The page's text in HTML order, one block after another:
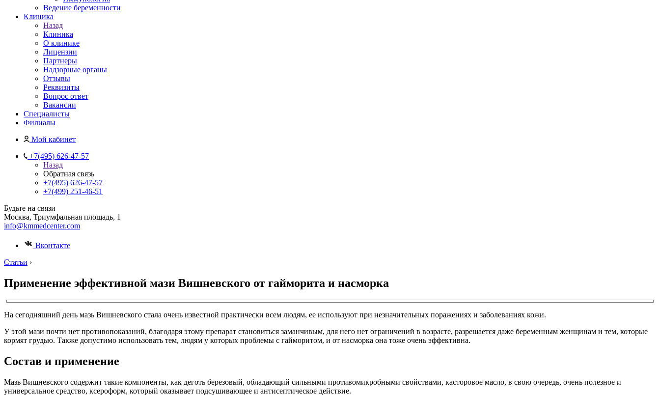
Ведение беременности
Клиника
Назад
Клиника
О клинике
Лицензии
Партнеры
Надзорные органы
Отзывы
Реквизиты
Вопрос ответ
Вакансии
Специалисты
Филиалы
Мой кабинет
+7(495) 626-47-57
Назад
Обратная связь
+7(495) 626-47-57
+7(499) 251-46-51
Будьте на связи
Москва, Триумфальная площадь, 1
info@kmmedcenter.com
Вконтакте
Статьи ›
Применение эффективной мази Вишневского от гайморита и насморка
На сегодняшний день мазь Вишневского стала очень известной практически всем людям, ее используют при незначительных поражениях и заболеваниях кожи.
У этой мази почти нет противопоказаний, благодаря этому препарат становиться заманчивым, для него нет ограничений в возрасте, разрешается даже беременным женщинам и тем, которые
кормят грудью. Также допустимо использовать тем, людям у которых проблемы с гайморитом, и от насморка она тоже очень эффективна.
Состав и применение
Мазь Вишневского содержит такие компоненты, как деготь березовый, обладающий сильными противомикробными свойствами, касторовое масло, в свою очередь, очень полезное и
универсальное средство, ксероформ, который оказывает подсушивающее и антисептическое действие.